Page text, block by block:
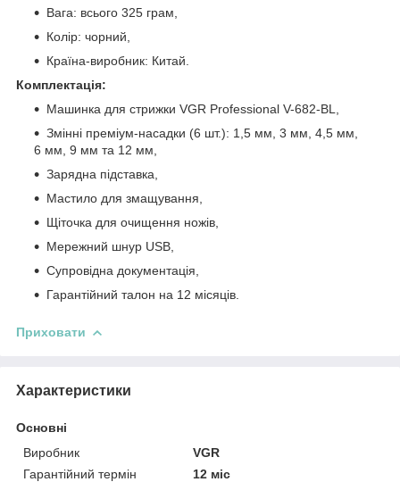
Вага: всього 325 грам,
Колір: чорний,
Країна-виробник: Китай.
Комплектація:
Машинка для стрижки VGR Professional V-682-BL,
Змінні преміум-насадки (6 шт.): 1,5 мм, 3 мм, 4,5 мм,
6 мм, 9 мм та 12 мм,
Зарядна підставка,
Мастило для змащування,
Щіточка для очищення ножів,
Мережний шнур USB,
Супровідна документація,
Гарантійний талон на 12 місяців.
Приховати
Характеристики
Основні
Виробник
VGR
Гарантійний термін
12 міс